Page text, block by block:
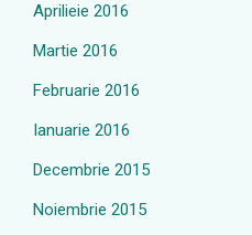
Aprilieie 2016
Martie 2016
Februarie 2016
Ianuarie 2016
Decembrie 2015
Noiembrie 2015